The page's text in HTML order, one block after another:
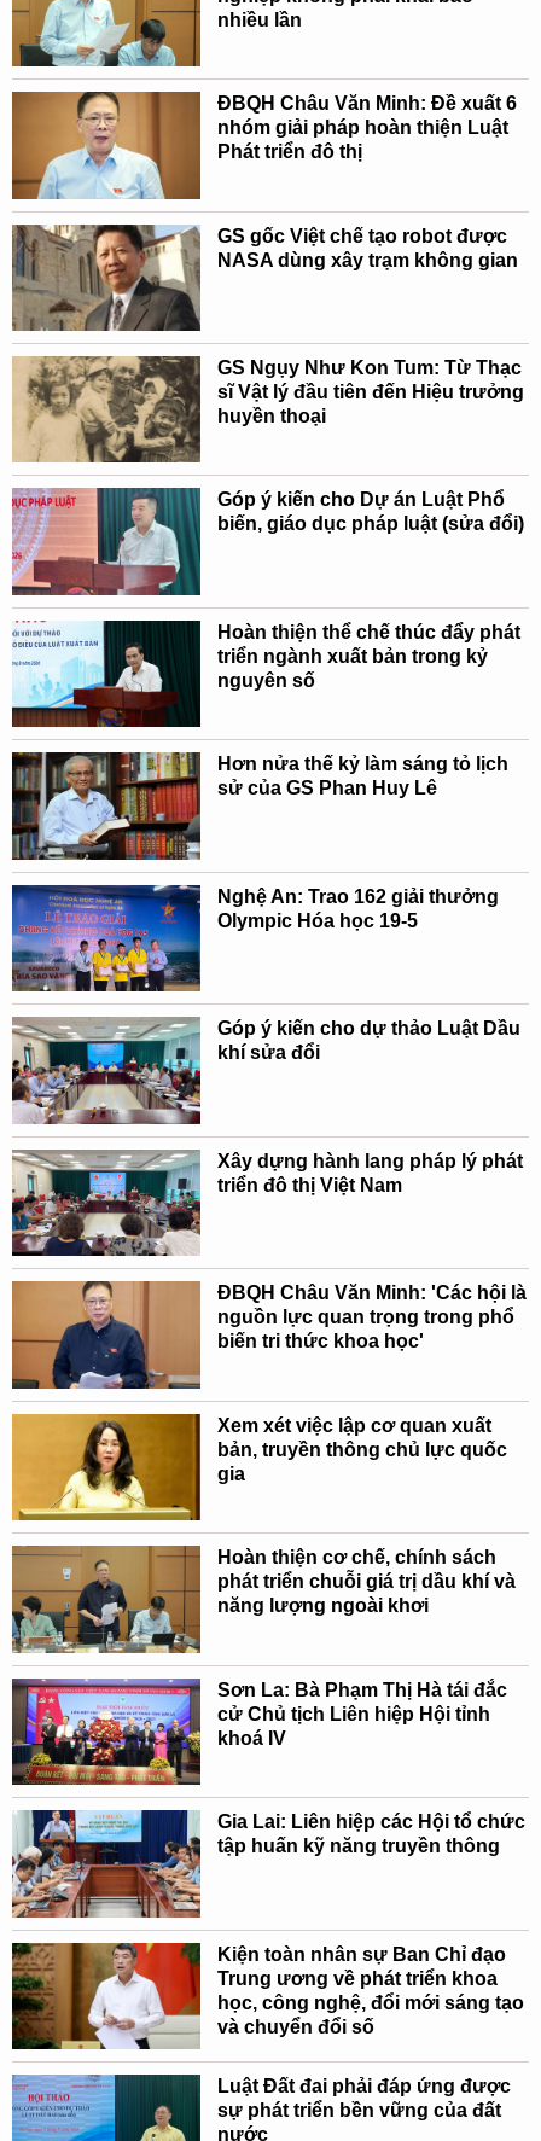
nhiều lần
ĐBQH Châu Văn Minh: Đề xuất 6
nhóm giải pháp hoàn thiện Luật
Phát triển đô thị
GS gốc Việt chế tạo robot được
NASA dùng xây trạm không gian
GS Ngụy Như Kon Tum: Từ Thạc
sĩ Vật lý đầu tiên đến Hiệu trưởng
huyền thoại
Góp ý kiến cho Dự án Luật Phổ
biến, giáo dục pháp luật (sửa đổi)
Hoàn thiện thể chế thúc đẩy phát
triển ngành xuất bản trong kỷ
nguyên số
Hơn nửa thế kỷ làm sáng tỏ lịch
sử của GS Phan Huy Lê
Nghệ An: Trao 162 giải thưởng
Olympic Hóa học 19-5
Góp ý kiến cho dự thảo Luật Dầu
khí sửa đổi
Xây dựng hành lang pháp lý phát
triển đô thị Việt Nam
ĐBQH Châu Văn Minh: 'Các hội là
nguồn lực quan trọng trong phổ
biến tri thức khoa học'
Xem xét việc lập cơ quan xuất
bản, truyền thông chủ lực quốc
gia
Hoàn thiện cơ chế, chính sách
phát triển chuỗi giá trị dầu khí và
năng lượng ngoài khơi
Sơn La: Bà Phạm Thị Hà tái đắc
cử Chủ tịch Liên hiệp Hội tỉnh
khoá IV
Gia Lai: Liên hiệp các Hội tổ chức
tập huấn kỹ năng truyền thông
Kiện toàn nhân sự Ban Chỉ đạo
Trung ương về phát triển khoa
học, công nghệ, đổi mới sáng tạo
và chuyển đổi số
Luật Đất đai phải đáp ứng được
sự phát triển bền vững của đất
nước